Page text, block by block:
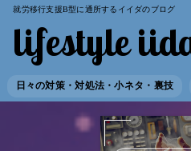
就労移行支援B型に通所するイイダのブログ
lifestyle
日々の対策・対処法・小ネタ・裏技